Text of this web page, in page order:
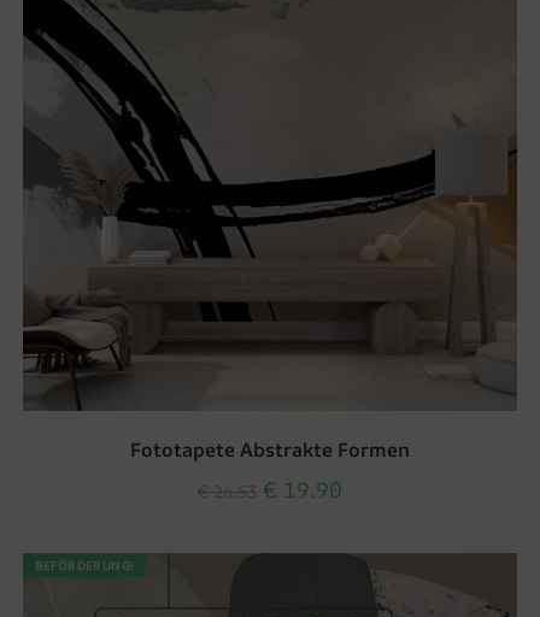
Fototapete Abstrakte Formen
€ 19.90
BEFÖRDERUNG!